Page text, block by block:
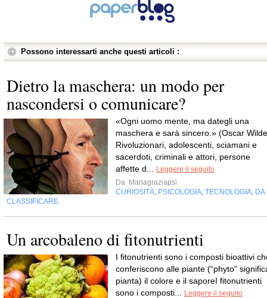
Possono interessarti anche questi articoli :
Dietro la maschera: un modo per
nascondersi o comunicare?
«Ogni uomo mente, ma dategli una
maschera e sarà sincero.» (Oscar
Rivoluzionari, adolescenti, sciamani e
sacerdoti, criminali e attori, persone
affette d...
Leggere il seguito
Da Mariagraziapsi
CURIOSITÀ PSICOLOGIA TECNOLOGIA DA
CLASSIFICARE
Un arcobaleno di fitonutrienti
I fitonutrienti sono i composti bioattivi
conferiscono alle piante (“phyto”
pianta) il colore e il saporeI fitonutrienti
sono i composti...
Leggere il seguito